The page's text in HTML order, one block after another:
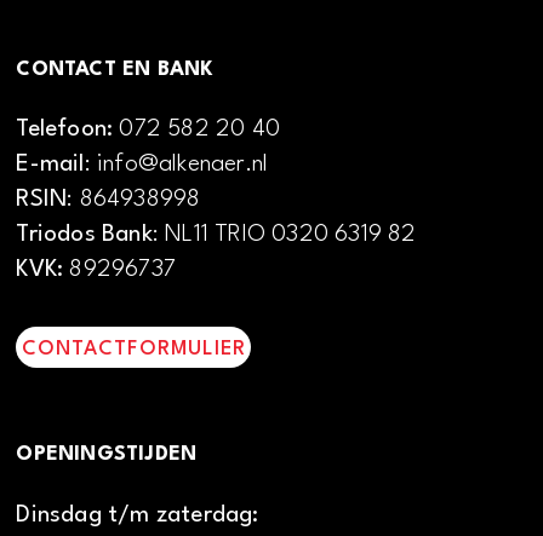
CONTACT EN BANK
Telefoon:072 582 20 40
E-mail: info@alkenaer.nl
RSIN: 864938998
Triodos Bank: NL11 TRIO 0320 6319 82
KVK: 89296737
CONTACTFORMULIER
OPENINGSTIJDEN
Dinsdag t/m zaterdag: